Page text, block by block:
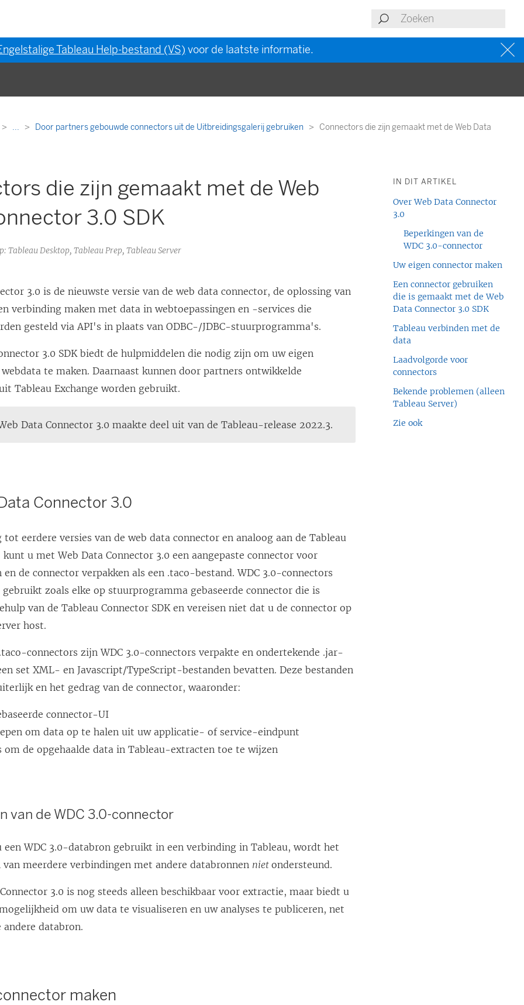
Tableau Help-bestand (VS) voor de laatste informatie.
... Door partners gebouwde connectors uit de Uitbreidingsgalerij gebruiken Connectors die zijn gemaakt met de Web Data
die zijn gemaakt met de Web
3.0 SDK
Tableau Desktop, Tableau Prep, Tableau Server
3.0 is de nieuwste versie van de web data connector, de oplossing van
verbinding maken met data in webtoepassingen en -services die
gesteld via API's in plaats van ODBC-/JDBC-stuurprogramma's.
3.0 SDK biedt de hulpmiddelen die nodig zijn om uw eigen
te maken. Daarnaast kunnen door partners ontwikkelde
Tableau Exchange worden gebruikt.
Data Connector 3.0 maakte deel uit van de Tableau-release 2022.3.
Connector 3.0
eerdere versies van de web data connector en analoog aan de Tableau
kunt u met Web Data Connector 3.0 een aangepaste connector voor
en de connector verpakken als een .taco-bestand. WDC 3.0-connectors
zoals elke op stuurprogramma gebaseerde connector die is
van de Tableau Connector SDK en vereisen niet dat u de connector op
host.
connectors zijn WDC 3.0-connectors verpakte en ondertekende .jar-
set XML- en Javascript/TypeScript-bestanden bevatten. Deze bestanden
en het gedrag van de connector, waaronder:
connector-UI
om data op te halen uit uw applicatie- of service-eindpunt
om de opgehaalde data in Tableau-extracten toe te wijzen
van de WDC 3.0-connector
een WDC 3.0-databron gebruikt in een verbinding in Tableau, wordt het
van meerdere verbindingen met andere databronnen nietondersteund.
3.0 is nog steeds alleen beschikbaar voor extractie, maar biedt u
om uw data te visualiseren en uw analyses te publiceren, net
andere databron.
maken
IN DIT ARTIKEL
Over Web Data Connector
3.0
Beperkingen van de
WDC 3.0-connector
Uw eigen connector maken
Een connector gebruiken
die is gemaakt met de Web
Data Connector 3.0 SDK
Tableau verbinden met de
data
Laadvolgorde voor
connectors
Bekende problemen (alleen
Tableau Server)
Zie ook